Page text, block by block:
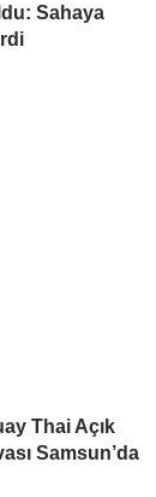
Sahaya
Thai Açık
Samsun’da